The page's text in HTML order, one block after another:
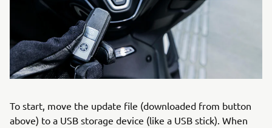
To start, move the update file (downloaded from button
above) to a USB storage device (like a USB stick). When